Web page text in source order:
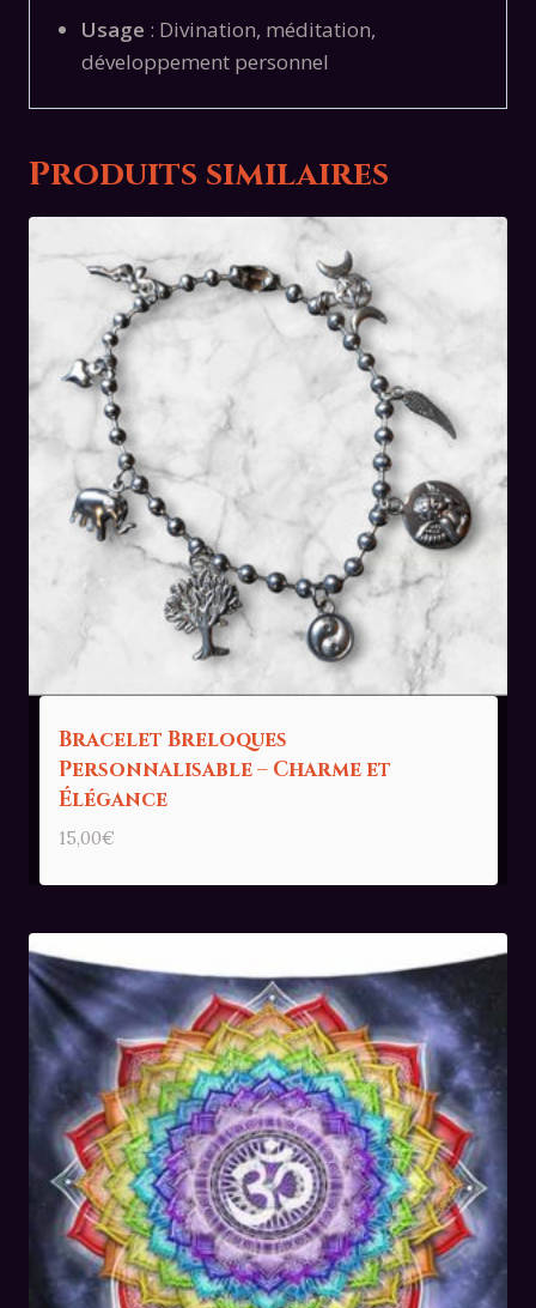
Usage : Divination, méditation,
développement personnel
Produits similaires
Bracelet Breloques
Personnalisable – Charme et
Élégance
15,00€